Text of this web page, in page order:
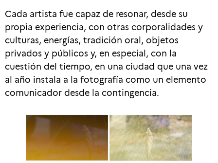
Cada artista fue capaz de resonar, desde su
propia experiencia, con otras corporalidades y
culturas, energías, tradición oral, objetos
privados y públicos y, en especial, con la
cuestión del tiempo, en una ciudad que una vez
al año instala a la fotografía como un elemento
comunicador desde la contingencia.